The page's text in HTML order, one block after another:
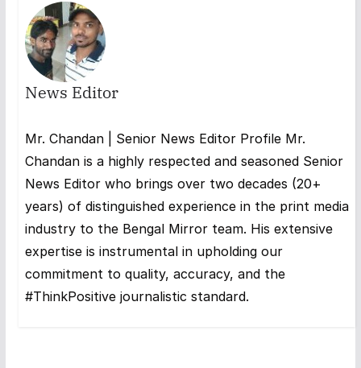
News Editor
Mr. Chandan | Senior News Editor Profile Mr.
Chandan is a highly respected and seasoned Senior
News Editor who brings over two decades (20+
years) of distinguished experience in the print media
industry to the Bengal Mirror team. His extensive
expertise is instrumental in upholding our
commitment to quality, accuracy, and the
#ThinkPositive journalistic standard.